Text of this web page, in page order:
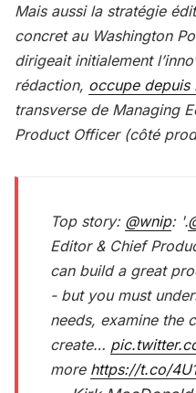
Mais aussi la stratégie
concret au Washington
dirigeait initialement
rédaction, occupe depuis
transverse de Managing
Product Officer (côté
Top story: @wnip: '.
Editor & Chief
can build a great
- but you must
needs, examine the
create…
more https://t.co/